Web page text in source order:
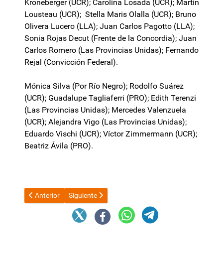
Kroneberger (UCR); Carolina Losada (UCR); Martín
Lousteau (UCR); Stella Maris Olalla (UCR); Bruno
Olivera Lucero (LLA); Juan Carlos Pagotto (LLA);
Sonia Rojas Decut (Frente de la Concordia); Juan
Carlos Romero (Las Provincias Unidas); Fernando
Rejal (Convicción Federal).
Mónica Silva (Por Río Negro); Rodolfo Suárez
(UCR); Guadalupe Tagliaferri (PRO); Edith Terenzi
(Las Provincias Unidas); Mercedes Valenzuela
(UCR); Alejandra Vigo (Las Provincias Unidas);
Eduardo Vischi (UCR); Víctor Zimmermann (UCR);
Beatriz Ávila (PRO).
Artículo anterior: Javier Milei pasó la motosierra por la
Anterior Artículo siguiente: Natalia Saseta:“Fue muy duro
Siguiente